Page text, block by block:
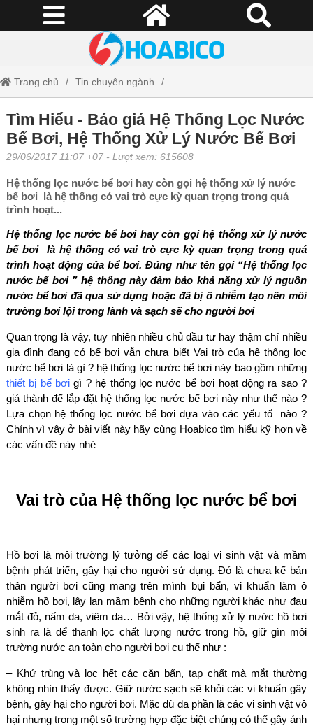
Trang chủ Tin chuyên ngành
Tìm Hiểu - Báo giá Hệ Thống Lọc Nước Bể Bơi, Hệ Thống Xử Lý
Nước Bể Bơi
Tìm Hiểu - Báo giá Hệ Thống Lọc Nước
Bể Bơi, Hệ Thống Xử Lý Nước Bể Bơi
29/06/2017 11:07 +07 - Lượt xem: 615608
Hệ thống lọc nước bể bơi hay còn gọi hệ thống xử lý nước
bể bơi là hệ thống có vai trò cực kỳ quan trọng trong quá
trình hoạt...
Hệ thống lọc nước bể bơi hay còn gọi hệ thống xử lý nước
bể bơi là hệ thống có vai trò cực kỳ quan trọng trong quá
trình hoạt động của bể bơi. Đúng như tên gọi “Hệ thống lọc
nước bể bơi ” hệ thống này đảm bảo khả năng xử lý nguồn
nước bể bơi đã qua sử dụng hoặc đã bị ô nhiễm tạo nên môi
trường bơi lội trong lành và sạch sẽ cho người bơi
Quan trọng là vậy, tuy nhiên nhiều chủ đầu tư hay thậm chí nhiều
gia đình đang có bể bơi vẫn chưa biết Vai trò của hệ thống lọc
nước bể bơi là gì ? hệ thống lọc nước bể bơi này bao gồm những
thiết bị bể bơi gì ? hệ thống lọc nước bể bơi hoạt động ra sao ?
giá thành để lắp đặt hệ thống lọc nước bể bơi này như thế nào ?
Lựa chọn hệ thống lọc nước bể bơi dựa vào các yếu tố nào ?
Chính vì vậy ở bài viết này hãy cùng Hoabico tìm hiểu kỹ hơn về
các vấn đề này nhé
Vai trò của Hệ thống lọc nước bể bơi
Hồ bơi là môi trường lý tưởng để các loại vi sinh vật và mầm
bệnh phát triển, gây hại cho người sử dụng. Đó là chưa kể bản
thân người bơi cũng mang trên mình bụi bẩn, vi khuẩn làm ô
nhiễm hồ bơi, lây lan mầm bệnh cho những người khác như đau
mắt đỏ, nấm da, viêm da… Bởi vậy, hệ thống xử lý nước hồ bơi
sinh ra là để thanh lọc chất lượng nước trong hồ, giữ gìn môi
trường nước an toàn cho người bơi cụ thể như :
– Khử trùng và lọc hết các cặn bẩn, tạp chất mà mắt thường
không nhìn thấy được. Giữ nước sạch sẽ khỏi các vi khuẩn gây
bệnh, gây hại cho người bơi. Mặc dù đa phần là các vi sinh vật vô
hại nhưng trong một số trường hợp đặc biệt chúng có thể gây ảnh